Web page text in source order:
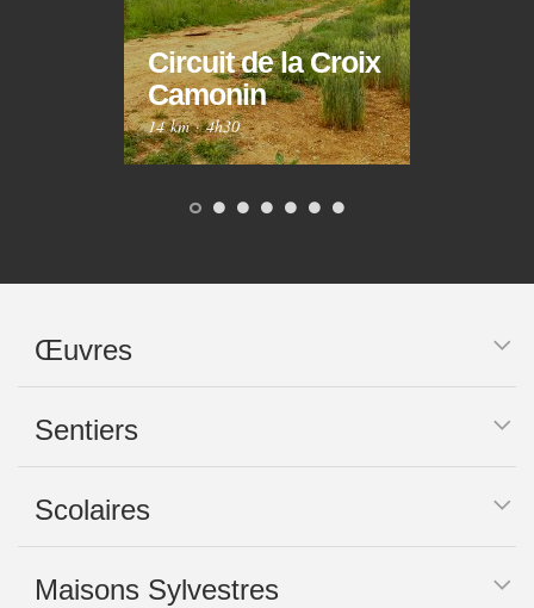
Circuit de la Croix
Camonin
14 km·4h30
Œuvres
Sentiers
Scolaires
Maisons Sylvestres